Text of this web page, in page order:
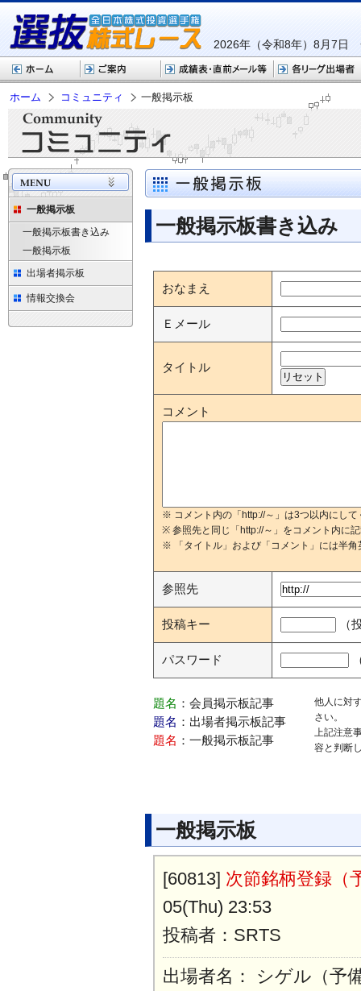
2026年（令和8年）8月7日
ホーム コミュニティ 一般掲示板
一般掲示板
一般掲示板書き込み
一般掲示板
出場者掲示板
情報交換会
一般掲示板書き込み
おなまえ
Ｅメール
タイトル
コメント
※ コメント内の「http://～」は3つ以内にして
※ 参照先と同じ「http://～」をコメント内に
※ 「タイトル」および「コメント」には半
参照先
投稿キー （
パスワード
題名 ：会員掲示板記事
題名 ：出場者掲示板記事
題名 ：一般掲示板記事
他人に対
さい。
上記注意
容と判断
一般掲示板
[60813] 次節銘柄登録（
05(Thu) 23:53
投稿者：SRTS
出場者名： シゲル（予